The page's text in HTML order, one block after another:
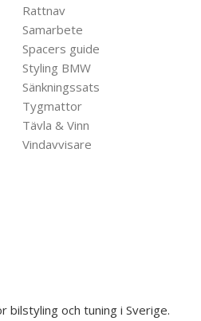
Rattnav
Samarbete
Spacers guide
Styling BMW
Sänkningssats
Tygmattor
Tävla & Vinn
Vindavvisare
bilstyling och tuning i Sverige.